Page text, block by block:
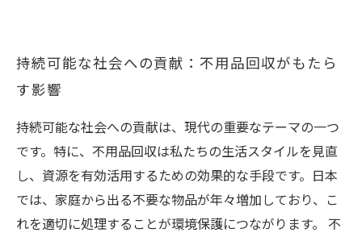
持続可能な社会への貢献：不用品回収がもたら
す影響
持続可能な社会への貢献は、現代の重要なテーマの一つ
です。特に、不用品回収は私たちの生活スタイルを見直
し、資源を有効活用するための効果的な手段です。日本
では、家庭から出る不要な物品が年々増加しており、こ
れを適切に処理することが環境保護につながります。 不